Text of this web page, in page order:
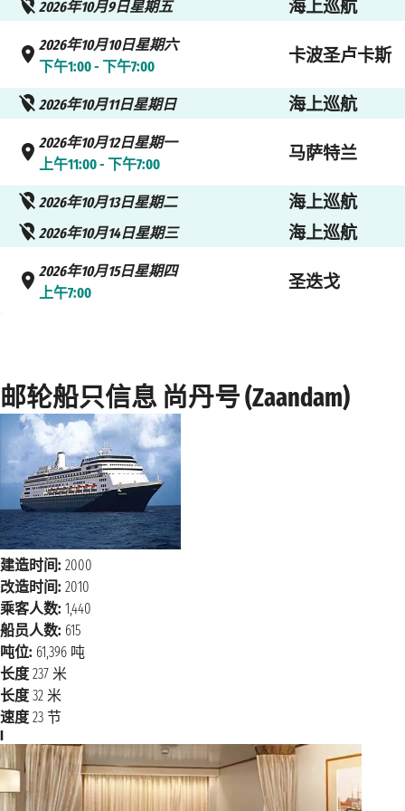
2026年10月9日星期五 海上巡航
2026年10月10日星期六
下午1:00 - 下午7:00
卡波圣卢卡斯
2026年10月11日星期日 海上巡航
2026年10月12日星期一
上午11:00 - 下午7:00
马萨特兰
2026年10月13日星期二 海上巡航
2026年10月14日星期三 海上巡航
2026年10月15日星期四
上午7:00
圣迭戈
邮轮船只信息 尚丹号 (Zaandam)
建造时间: 2000
改造时间: 2010
乘客人数: 1,440
船员人数: 615
吨位: 61,396 吨
长度 237 米
长度 32 米
速度 23 节
I